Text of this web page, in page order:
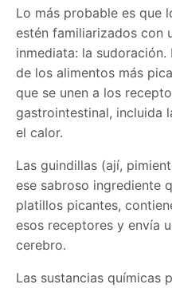
Lo más probable es que
estén familiarizados con
inmediata: la
de los alimentos más
que se unen a los
gastrointestinal, incluida
el calor.
Las guindillas (ají,
ese sabroso ingrediente
platillos picantes,
esos receptores y envía
cerebro.
Las sustancias químicas